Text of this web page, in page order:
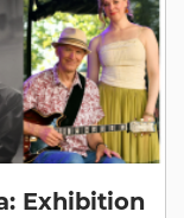
Exhibition